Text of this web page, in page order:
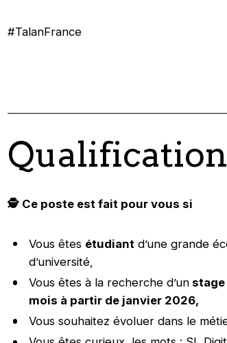
#TalanFrance
🕵️‍ Ce poste est fait pour vous si
Vous êtes étudiant d’une grande
d’université,
Vous êtes à la recherche d’un stage
mois à partir de janvier 2026,
Vous souhaitez évoluer dans le